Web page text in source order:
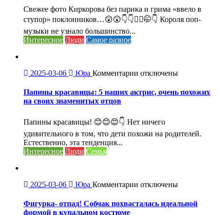
парика
и
Свежее фото Киркорова без парика и грима «ввело в
ступор» поклонников…😲😲👇👇🤦‍♀️🤭👇 Короля поп-
музыки не узнало большинство...
Интересное Люди Самое разное
2025-03-06 Юра Комментарии к
Папины
красавицы:
актрис,
очень
отключены
Папины красавицы: 5 наших актрис, очень похожих
на своих знаменитых отцов
Папины красавицы! 😊😊😊👇 Нет ничего
удивительного в том, что дети похожи на родителей.
Естественно, эта тенденция...
Интересное Люди Семья
2025-03-06 Юра Комментарии к
Фигурка-
отключены
Фигурка- отпад! Собчак похвасталась идеальной
формой в купальном костюме